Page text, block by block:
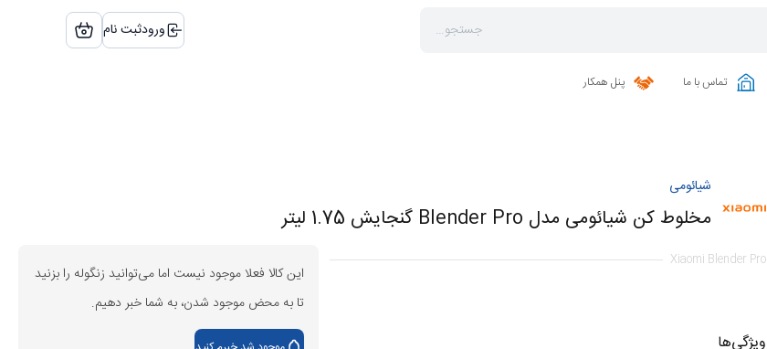
ورودثبت نام
تماس با ما پنل همکار
شیائومی
مخلوط کن شیائومی مدل Blender Pro گنجایش 1.75 لیتر
Xiaomi Blender Pro
ویژگی‌ها
این کالا فعلا موجود نیست اما می‌توانید زنگوله را بزنید
تا به محض موجود شدن، به شما خبر دهیم.